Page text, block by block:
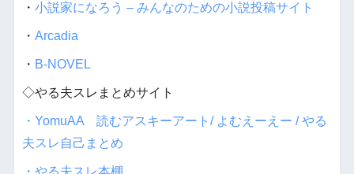
・ 小説家になろう – みんなのための小説投稿サイト
・ Arcadia
・ B-NOVEL
◇やる夫スレまとめサイト
・YomuAA 読むアスキーアート/ よむえーえー / やる
夫スレ自己まとめ
・やる夫スレ本棚